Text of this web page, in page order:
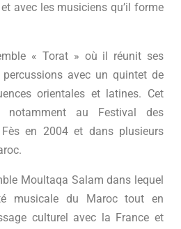
avec les musiciens qu’il forme
« Torat » où il réunit ses
avec un quintet de
orientales et latines. Cet
notamment au Festival des
en 2004 et dans plusieurs
Moultaqa Salam dans lequel
musicale du Maroc tout en
culturel avec la France et